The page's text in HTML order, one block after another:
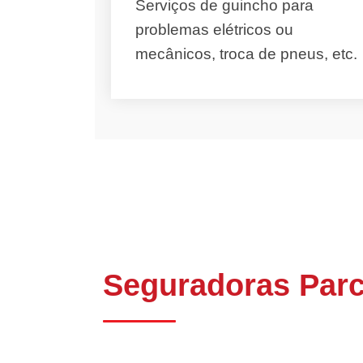
Serviços de guincho para
problemas elétricos ou
mecânicos, troca de pneus, etc.
Seguradoras